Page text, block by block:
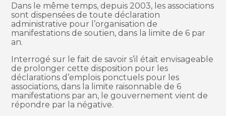
Dans le même temps, depuis 2003, les associations
sont dispensées de toute déclaration
administrative pour l’organisation de
manifestations de soutien, dans la limite de 6 par
an.
Interrogé sur le fait de savoir s’il était envisageable
de prolonger cette disposition pour les
déclarations d’emplois ponctuels pour les
associations, dans la limite raisonnable de 6
manifestations par an, le gouvernement vient de
répondre par la négative.